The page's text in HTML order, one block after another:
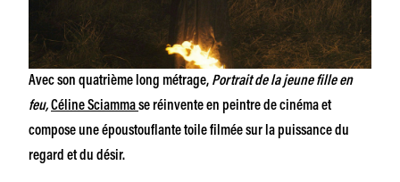
Avec son quatrième long métrage, Portrait de la jeune fille en
feu,Céline Sciammase réinvente en peintre de cinéma et
compose une époustouflante toile filmée sur la puissance du
regard et du désir.